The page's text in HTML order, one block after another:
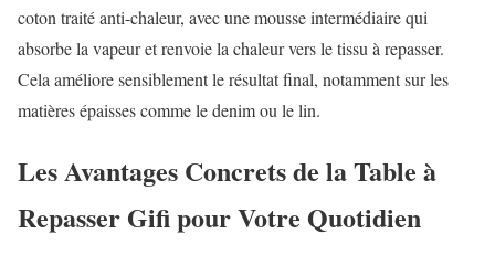
coton traité anti-chaleur, avec une mousse intermédiaire qui
absorbe la vapeur et renvoie la chaleur vers le tissu à repasser.
Cela améliore sensiblement le résultat final, notamment sur les
matières épaisses comme le denim ou le lin.
Les Avantages Concrets de la Table à
Repasser Gifi pour Votre Quotidien